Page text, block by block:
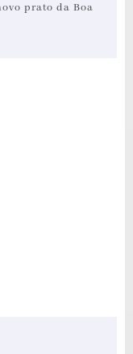
prato da Boa